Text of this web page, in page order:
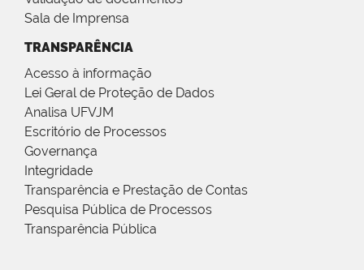
Sala de Imprensa
TRANSPARÊNCIA
Acesso à informação
Lei Geral de Proteção de Dados
Analisa UFVJM
Escritório de Processos
Governança
Integridade
Transparência e Prestação de Contas
Pesquisa Pública de Processos
Transparência Pública